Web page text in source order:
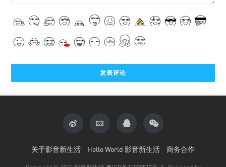
关于影音新生活 Hello World 影音新生活 商务合作